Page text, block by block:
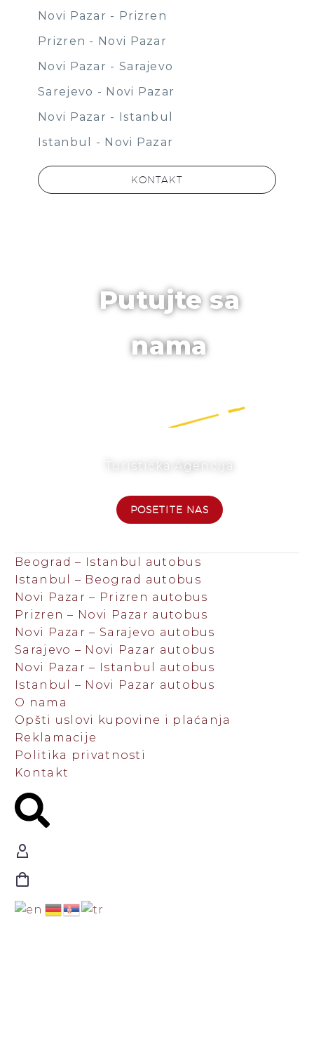
Novi Pazar - Prizren
Prizren - Novi Pazar
Novi Pazar - Sarajevo
Sarejevo - Novi Pazar
Novi Pazar - Istanbul
Istanbul - Novi Pazar
KONTAKT
Putujte sa
nama
Turistička Agencija
POSETITE NAS
Beograd – Istanbul autobus
Istanbul – Beograd autobus
Novi Pazar – Prizren autobus
Prizren – Novi Pazar autobus
Novi Pazar – Sarajevo autobus
Sarajevo – Novi Pazar autobus
Novi Pazar – Istanbul autobus
Istanbul – Novi Pazar autobus
O nama
Opšti uslovi kupovine i plaćanja
Reklamacije
Politika privatnosti
Kontakt